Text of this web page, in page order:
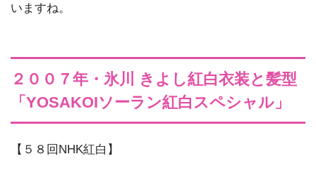
いますね。
２００７年・氷川 きよし紅白衣装と髪型
「YOSAKOIソーラン紅白スペシャル」
【５８回NHK紅白】